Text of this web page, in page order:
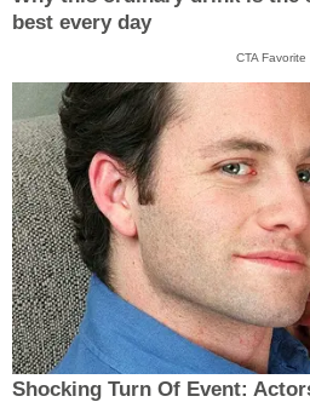
best every day
CTA Favorite
Shocking Turn Of Event: